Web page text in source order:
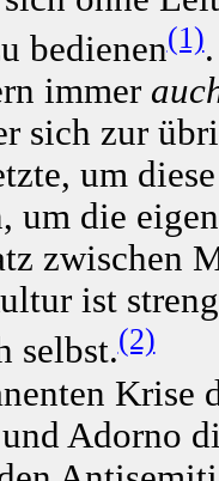
bedienen(1)
immer
sich zur
um
um die
zwischen
ist
selbst.(2)
Krise
Adorno